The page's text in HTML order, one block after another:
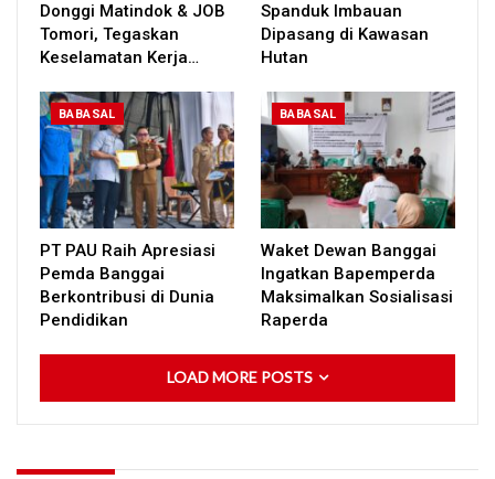
Donggi Matindok & JOB
Tomori, Tegaskan
Keselamatan Kerja…
Spanduk Imbauan
Dipasang di Kawasan
Hutan
BABASAL
PT PAU Raih Apresiasi
Pemda Banggai
Berkontribusi di Dunia
Pendidikan
BABASAL
Waket Dewan Banggai
Ingatkan Bapemperda
Maksimalkan Sosialisasi
Raperda
LOAD MORE POSTS